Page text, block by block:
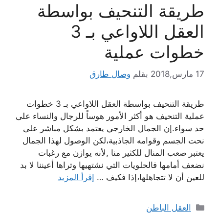
طريقة التنحيف بواسطة
العقل اللاواعي بـ 3
خطوات عملية
17 مارس,2018 بقلم وصال طارق
طريقة التنحيف بواسطة العقل اللاواعي بـ 3 خطوات
عملية التنحيف هو أكثر الأمور هوساً للرجال والنساء على
حد سواء.إن الجمال الخارجي يعتمد بشكل مباشر على
نحت الجسم وقوامه الجاذبية،لكن الوصول لهذا الجمال
يعتبر صعب المنال للكثير منا ,لأنه يوازن مع رغبات
نضعف أمامها فالحلويات التي نشتهيها وتراها أعيننا لا بد
للعين أن لا تتجاهلها،إذا فكيف … إقرأ المزيد
التصنيفات
العقل الباطن